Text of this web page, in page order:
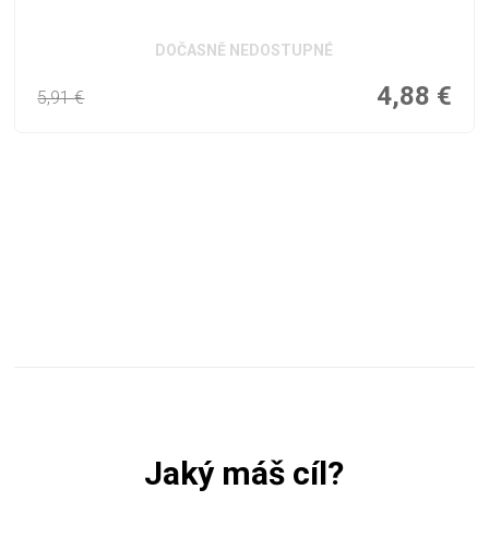
DOČASNĚ NEDOSTUPNÉ
5,91€ 4,88 €
Jaký máš cíl?